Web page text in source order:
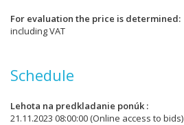
For evaluation the price is determined
including VAT
Schedule
Lehota na predkladanie ponúk
21.11.2023 08:00:00(Online access to bids)